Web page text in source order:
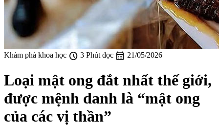
Khám phá khoa học schedule 3 Phút đọc calendar_month 21/05/2026
Loại mật ong đắt nhất thế giới,
được mệnh danh là “mật ong
của các vị thần”